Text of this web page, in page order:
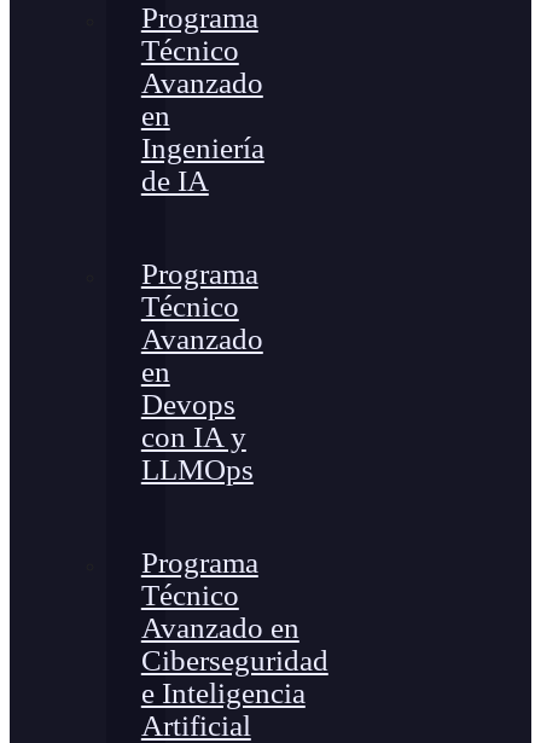
Programa
Técnico
Avanzado
en
Ingeniería
de IA
Programa
Técnico
Avanzado
en
Devops
con IA y
LLMOps
Programa
Técnico
Avanzado en
Ciberseguridad
e Inteligencia
Artificial